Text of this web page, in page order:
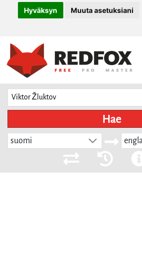
Hyväksyn Muuta asetuksiani
Hae
suomi